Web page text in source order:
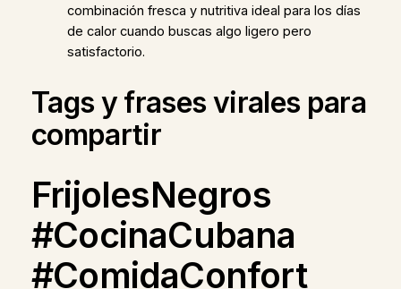
combinación fresca y nutritiva ideal para los días
de calor cuando buscas algo ligero pero
satisfactorio.
Tags y frases virales para
compartir
FrijolesNegros
#CocinaCubana
#ComidaConfort